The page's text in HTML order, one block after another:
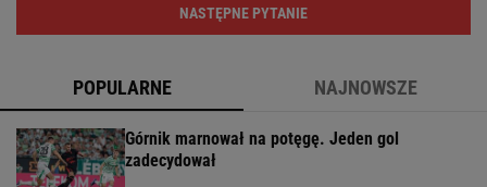
NASTĘPNE PYTANIE
POPULARNE NAJNOWSZE
Górnik marnował na potęgę. Jeden gol
zadecydował